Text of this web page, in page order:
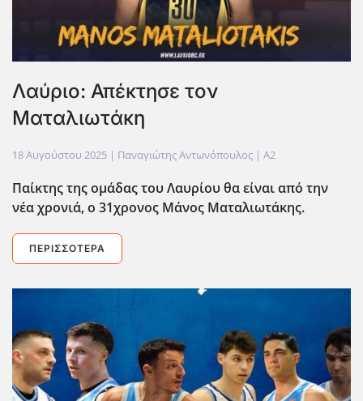
Λαύριο: Απέκτησε τον
Ματαλιωτάκη
18 Αυγούστου 2025 | Παναγιώτης Αντωνόπουλος | A2
Παίκτης της ομάδας του Λαυρίου θα είναι από την
νέα χρονιά, ο 31χρονος Μάνος Ματαλιωτάκης.
ΠΕΡΙΣΣΌΤΕΡΑ